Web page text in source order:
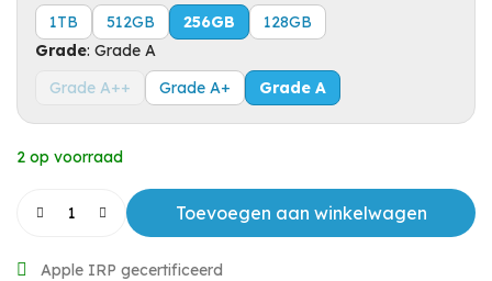
1TB
512GB 256GB
128GB
Grade: Grade A
Grade A++
Grade A+ Grade A
2 op voorraad
Toevoegen aan winkelwagen
Apple IRP gecertificeerd